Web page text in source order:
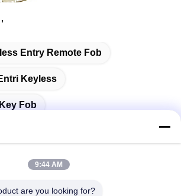
Entry Remote Fob
Keyless
Fob
9:44 AM
are you looking for?